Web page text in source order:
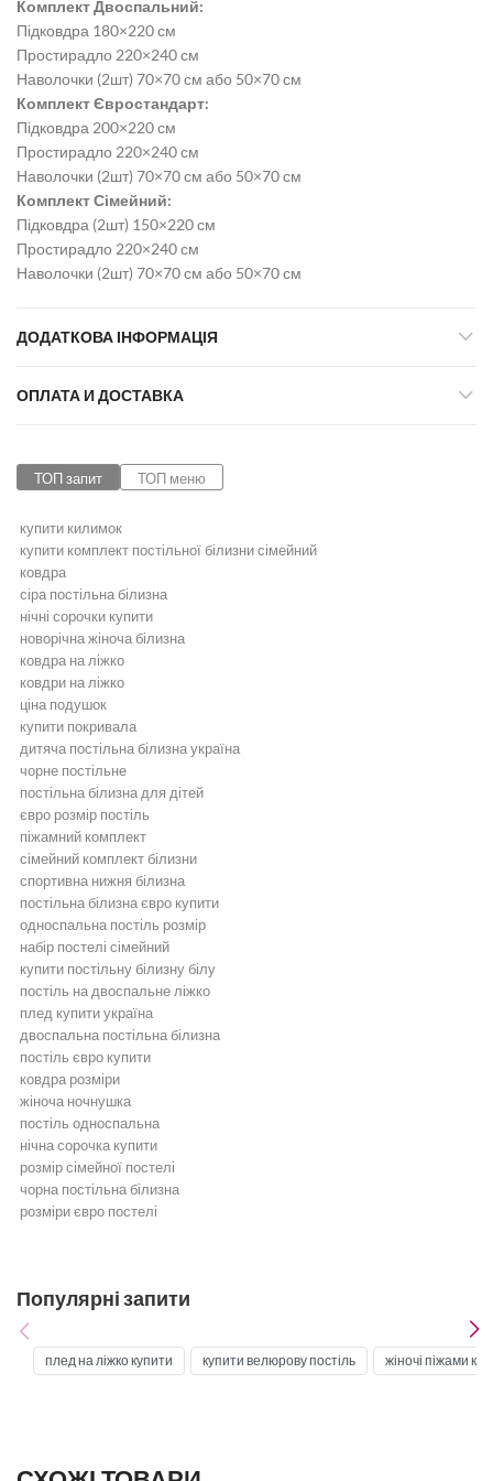
Комплект Двоспальний:
Підковдра 180×220 см
Простирадло 220×240 см
Наволочки (2шт) 70×70 см або 50×70 см
Комплект Євростандарт:
Підковдра 200×220 см
Простирадло 220×240 см
Наволочки (2шт) 70×70 см або 50×70 см
Комплект Сімейний:
Підковдра (2шт) 150×220 см
Простирадло 220×240 см
Наволочки (2шт) 70×70 см або 50×70 см
ДОДАТКОВА ІНФОРМАЦІЯ
ОПЛАТА И ДОСТАВКА
ТОП запит ТОП меню
купити килимок
купити комплект постільної білизни сімейний
ковдра
сіра постільна білизна
нічні сорочки купити
новорічна жіноча білизна
ковдра на ліжко
ковдри на ліжко
ціна подушок
купити покривала
дитяча постільна білизна україна
чорне постільне
постільна білизна для дітей
євро розмір постіль
піжамний комплект
сімейний комплект білизни
спортивна нижня білизна
постільна білизна євро купити
односпальна постіль розмір
набір постелі сімейний
купити постільну білизну білу
постіль на двоспальне ліжко
плед купити україна
двоспальна постільна білизна
постіль євро купити
ковдра розміри
жіноча ночнушка
постіль односпальна
нічна сорочка купити
розмір сімейної постелі
чорна постільна білизна
розміри євро постелі
Бірюзова постільна білизна
Бордова постільна білизна
Блакитна постільна білизна
Постільна білизна жовта
Постільна білизна мʼятна
Популярні запити
плед на ліжко купити купити велюрову постіль жіночі піжами